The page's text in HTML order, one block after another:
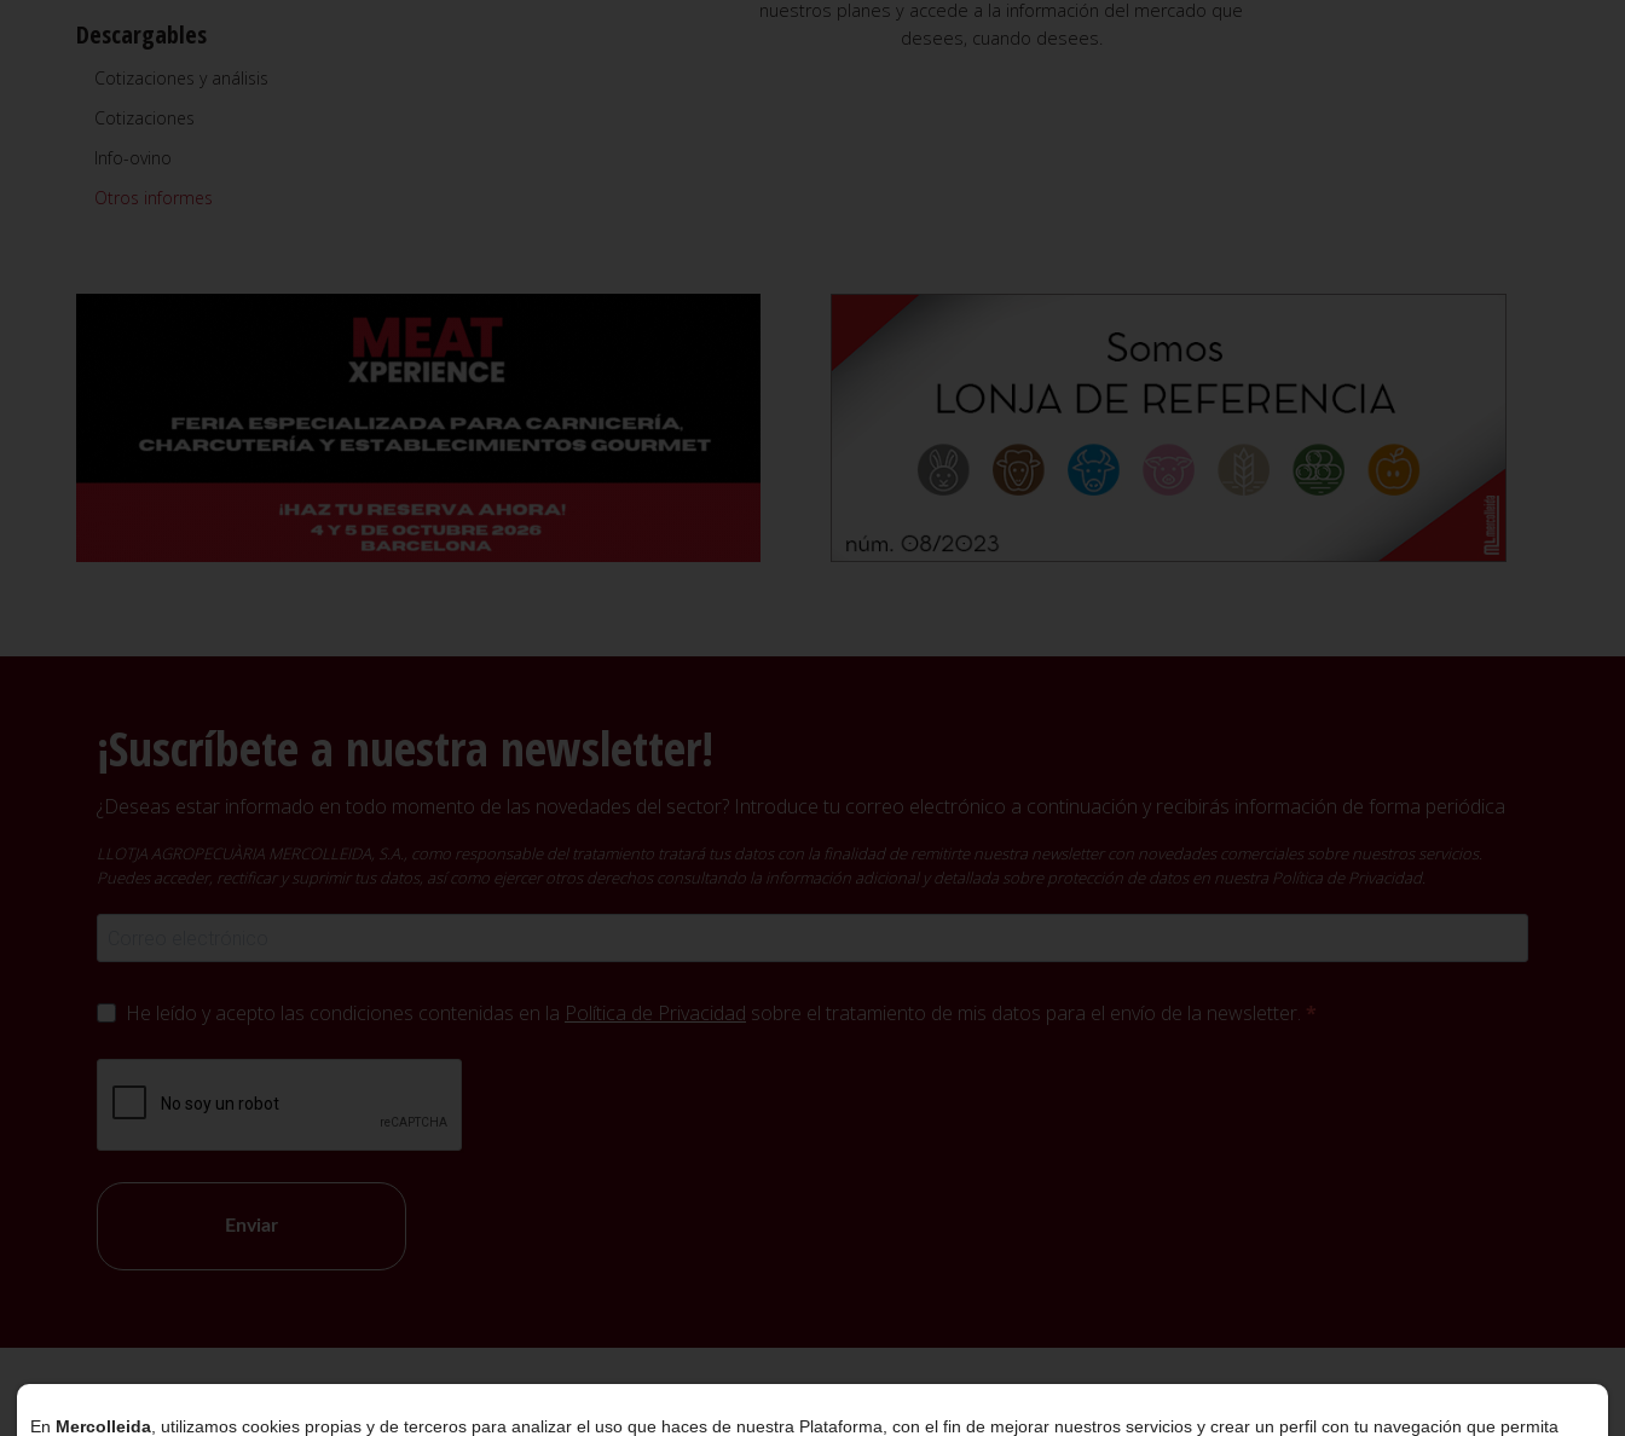
Descargables
Cotizaciones y análisis
Cotizaciones
Info-ovino
Otros informes
nuestros planes y accede a la información del mercado que
desees, cuando desees.
¡Suscríbete a nuestra newsletter!
¿Deseas estar informado en todo momento de las novedades del sector? Introduce tu correo electrónico a continuación y recibirás información de forma periódica
LLOTJA AGROPECUÀRIA MERCOLLEIDA, S.A., como responsable del tratamiento tratará tus datos con la finalidad de remitirte nuestra newsletter con novedades comerciales sobre nuestros servicios.
Puedes acceder, rectificar y suprimir tus datos, así como ejercer otros derechos consultando la información adicional y detallada sobre protección de datos en nuestra Política de Privacidad.
He leído y acepto las condiciones contenidas en la Política de Privacidad sobre el tratamiento de mis datos para el envío de la newsletter.
Enviar
En Mercolleida , utilizamos cookies propias y de terceros para analizar el uso que haces de nuestra Plataforma, con el fin de mejorar nuestros servicios y crear un perfil con tu navegación que permita